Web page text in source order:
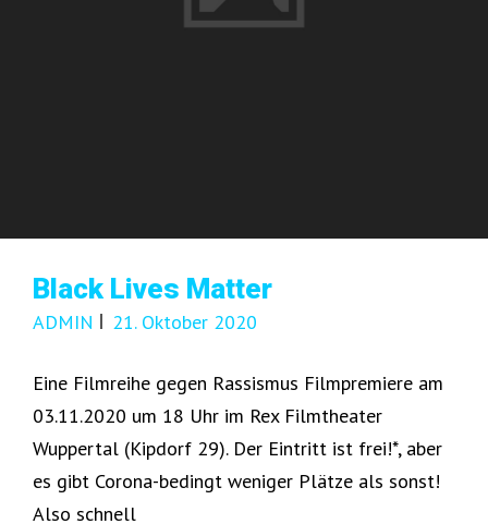
Black Lives Matter
ADMIN 21. Oktober 2020
Eine Filmreihe gegen Rassismus Filmpremiere am
03.11.2020 um 18 Uhr im Rex Filmtheater
Wuppertal (Kipdorf 29). Der Eintritt ist frei!*, aber
es gibt Corona-bedingt weniger Plätze als sonst!
Also schnell